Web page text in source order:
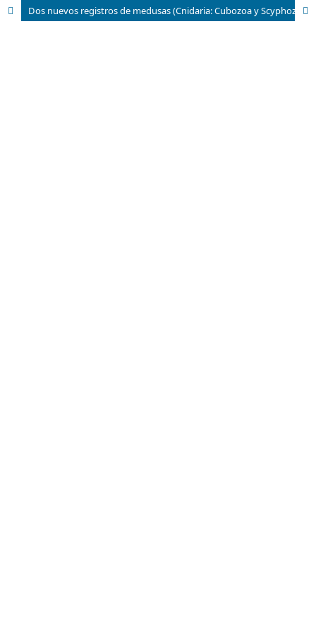
Dos nuevos registros de medusas (Cnidaria: Cubozoa y Scyphozoa) en la Bahía de Acapulco, Guerrero, México